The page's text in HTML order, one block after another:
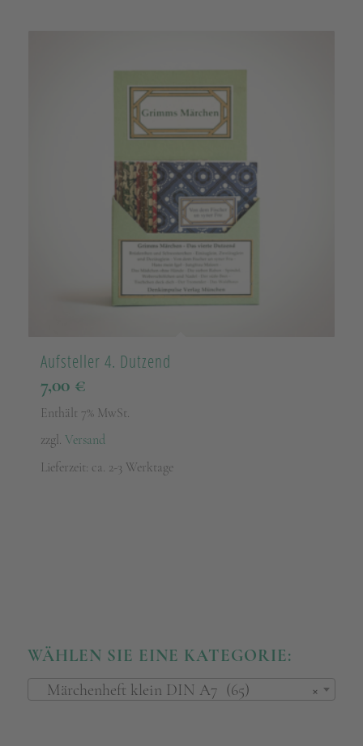
Aufsteller 4. Dutzend
7,00 €
Enthält 7% MwSt.
zzgl. Versand
Lieferzeit: ca. 2-3 Werktage
WÄHLEN SIE EINE KATEGORIE:
×
Märchenheft klein DIN A7 (65)